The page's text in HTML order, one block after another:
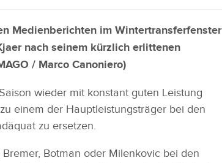
Medienberichten im Wintertransferfenster
nach seinem kürzlich erlittenen
/ Marco Canoniero)
wieder mit konstant guten Leistung
einem der Hauptleistungsträger bei den
zu ersetzen.
Botman oder Milenkovic bei den